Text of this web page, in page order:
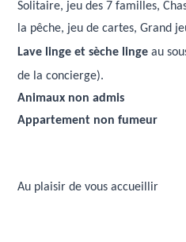
Solitaire, jeu des 7 familles,
la pêche, jeu de cartes, Grand
Lave linge etsèche lingeau
de la concierge).
Animaux non admis
Appartement non fumeur
Au plaisir de vous accueillir